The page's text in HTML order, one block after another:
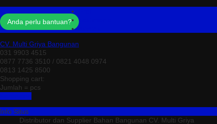
Anda perlu bantuan?
CV. Multi Griya Bangunan
031 9903 4515
0877 7736 3510 / 0821 4048 0974
0813 1425 8500
Shopping cart:
Jumlah = pcs
Info Situs
Distributor dan Supplier Bahan Bangunan CV. Multi Griya